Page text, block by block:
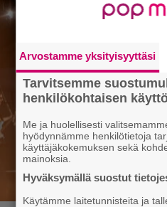
Arvostamme yksityisyyttäsi
Tarvitsemme
henkilökohtaisen
Me ja huolellisesti
hyödynnämme henkilötietoja
käyttäjäkokemuksen sekä
mainoksia.
Hyväksymällä suostut
Käytämme laitetunnisteita ja